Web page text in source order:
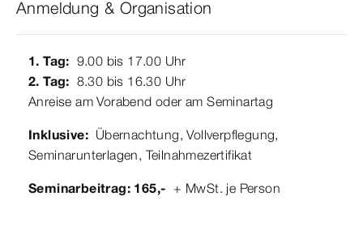
Anmeldung & Organisation
1. Tag: 9.00 bis 17.00 Uhr
2. Tag: 8.30 bis 16.30 Uhr
Anreise am Vorabend oder am Seminartag
Inklusive: Übernachtung, Vollverpflegung,
Seminarunterlagen, Teilnahmezertifikat
Seminarbeitrag: 165,- + MwSt. je Person